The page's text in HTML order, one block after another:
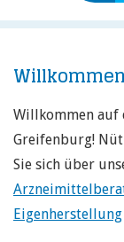
Willkommen auf
Greifenburg!
Sie sich über
Eigenherstellung